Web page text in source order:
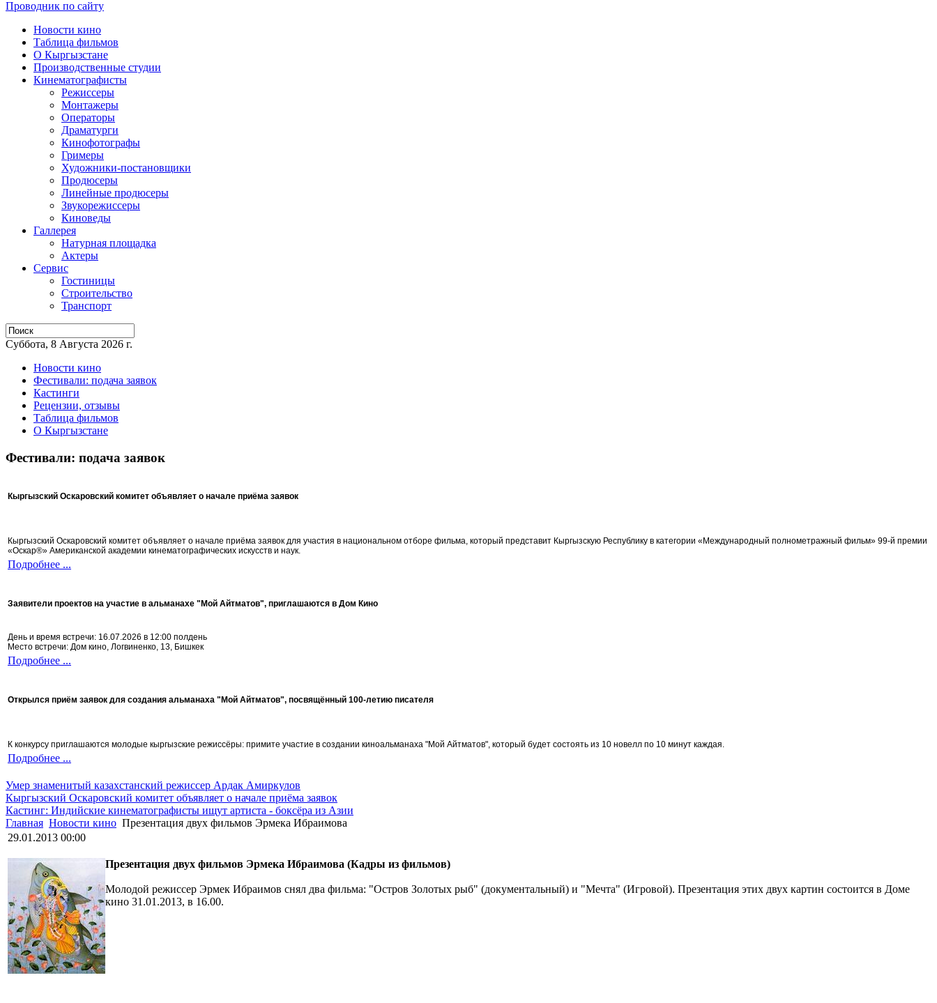
Проводник по сайту
Новости кино
Таблица фильмов
О Кыргызстане
Производственные студии
Кинематографисты
Режиссеры
Монтажеры
Операторы
Драматурги
Кинофотографы
Гримеры
Художники-постановщики
Продюсеры
Линейные продюсеры
Звукорежиссеры
Киноведы
Галлерея
Натурная площадка
Актеры
Сервис
Гостиницы
Строительство
Транспорт
Суббота, 8 Августа 2026 г.
Новости кино
Фестивали: подача заявок
Кастинги
Рецензии, отзывы
Таблица фильмов
О Кыргызстане
Фестивали: подача заявок
Кыргызский Оскаровский комитет объявляет о начале приёма заявок
Кыргызский Оскаровский комитет объявляет о начале приёма заявок для участия в национальном отборе фильма, который представит Кыргызскую Республику в категории «Международный полнометражный фильм» 99-й премии
«Оскар®» Американской академии кинематографических искусств и наук.
Подробнее ...
Заявители проектов на участие в альманахе "Мой Айтматов", приглашаются в Дом Кино
День и время встречи: 16.07.2026 в 12:00 полдень
Место встречи: Дом кино, Логвиненко, 13, Бишкек
Подробнее ...
Открылся приём заявок для создания альманаха "Мой Айтматов", посвящённый 100-летию писателя
К конкурсу приглашаются молодые кыргызские режиссёры: примите участие в создании киноальманаха "Мой Айтматов", который будет состоять из 10 новелл по 10 минут каждая.
Подробнее ...
Умер знаменитый казахстанский режиссер Ардак Амиркулов
Кыргызский Оскаровский комитет объявляет о начале приёма заявок
Кастинг: Индийские кинематографисты ищут артиста - боксёра из Азии
Главная Новости кино Презентация двух фильмов Эрмека Ибраимова
29.01.2013 00:00
Презентация двух фильмов Эрмека Ибраимова (Кадры из фильмов)
Молодой режиссер Эрмек Ибраимов снял два фильма: "Остров Золотых рыб" (документальный) и "Мечта" (Игровой). Презентация этих двух картин состоится в Доме
кино 31.01.2013, в 16.00.